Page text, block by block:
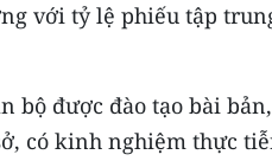
với tỷ lệ phiếu tập
bộ được đào tạo bài bản,
có kinh nghiệm thực